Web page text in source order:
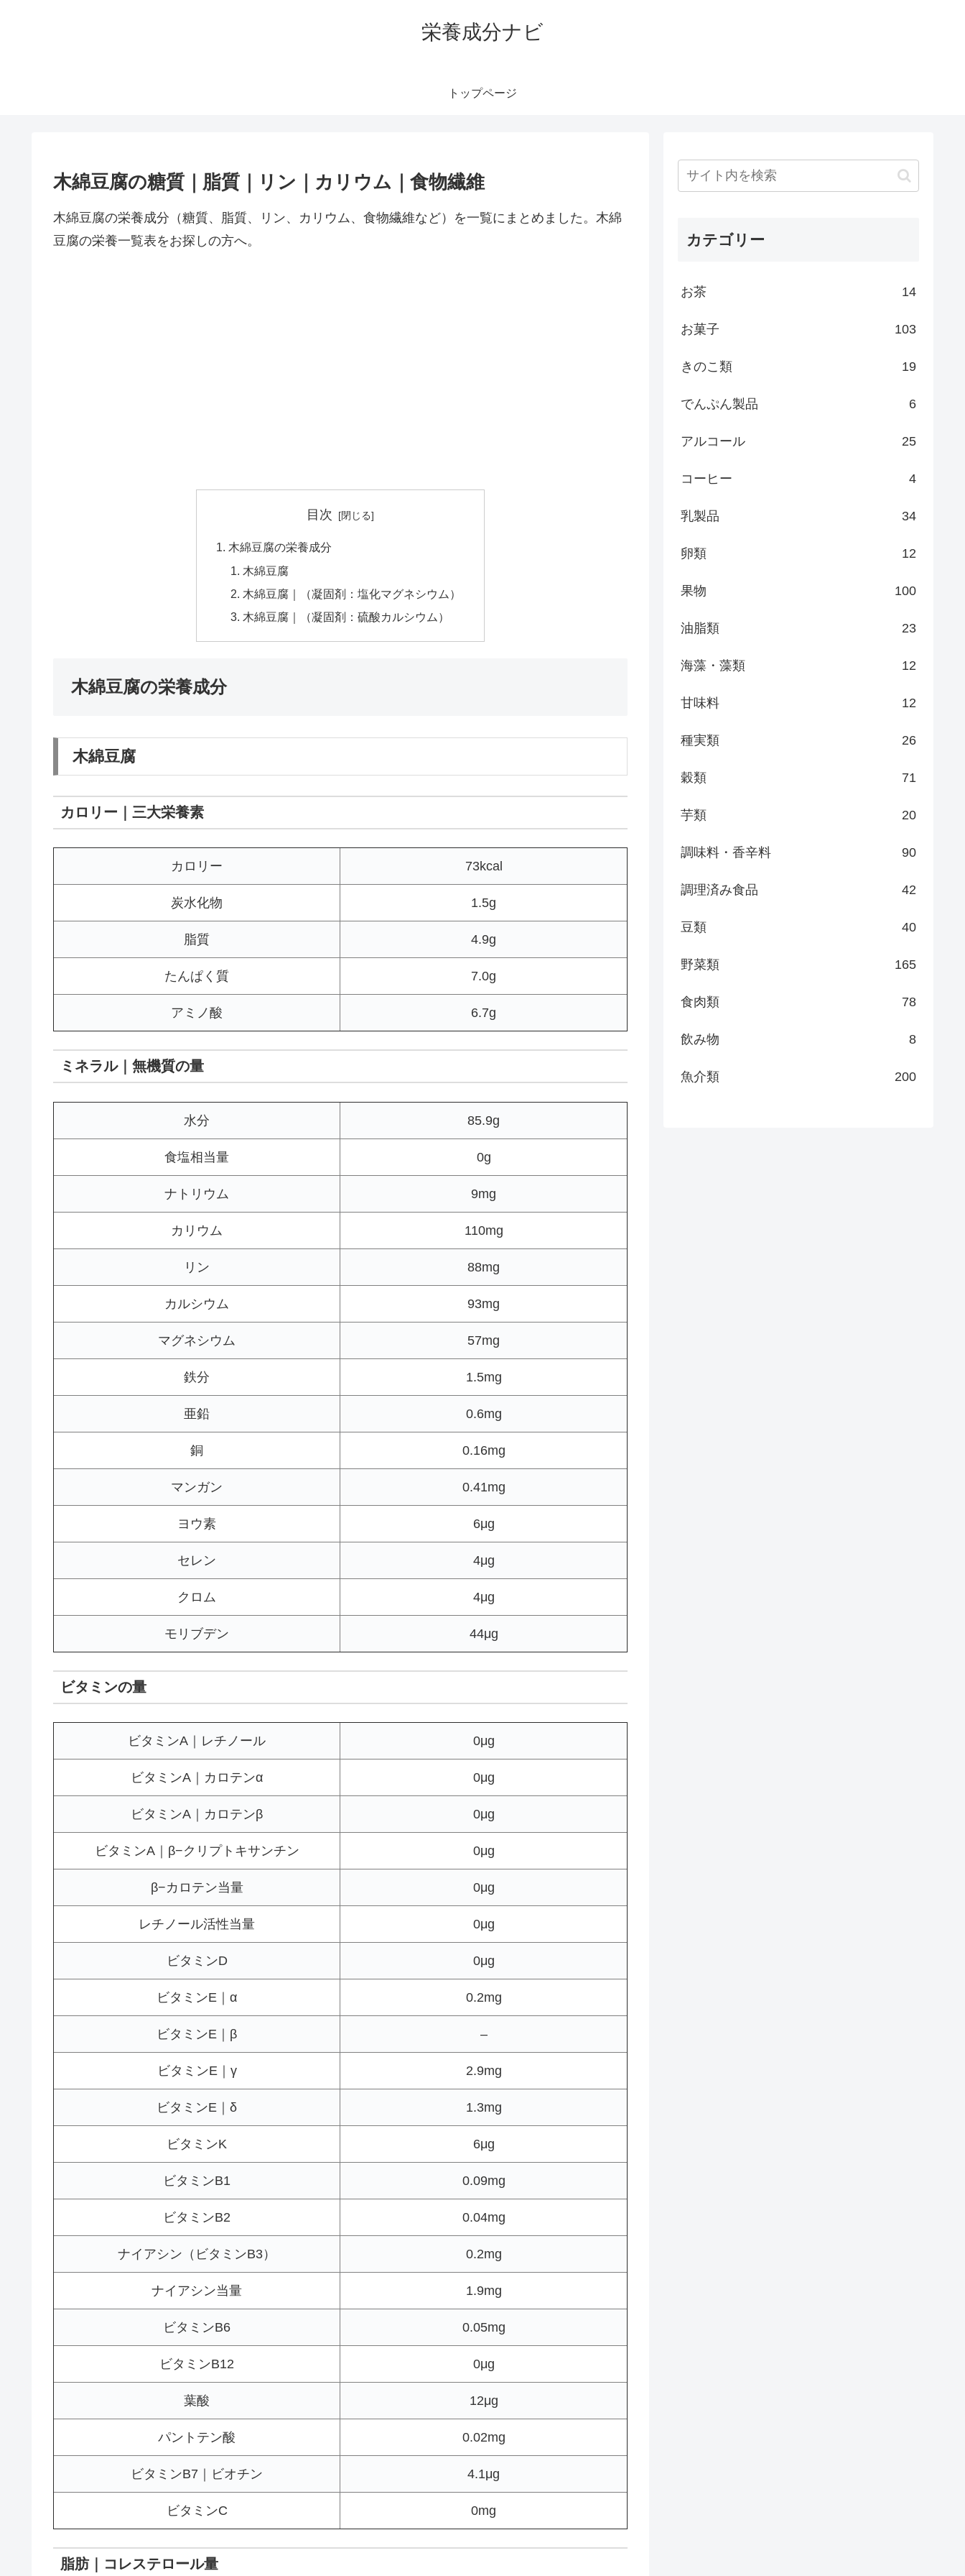
栄養成分ナビ
トップページ
木綿豆腐の糖質｜脂質｜リン｜カリウム｜食物繊維
木綿豆腐の栄養成分（糖質、脂質、リン、カリウム、食物繊維など）を一覧にまとめました。木綿
豆腐の栄養一覧表をお探しの方へ。
目次
木綿豆腐の栄養成分
木綿豆腐
木綿豆腐｜（凝固剤：塩化マグネシウム）
木綿豆腐｜（凝固剤：硫酸カルシウム）
木綿豆腐の栄養成分
木綿豆腐
カロリー｜三大栄養素
カロリー 73kcal
炭水化物 1.5g
脂質 4.9g
たんぱく質 7.0g
アミノ酸 6.7g
ミネラル｜無機質の量
水分 85.9g
食塩相当量 0g
ナトリウム 9mg
カリウム 110mg
リン 88mg
カルシウム 93mg
マグネシウム 57mg
鉄分 1.5mg
亜鉛 0.6mg
銅 0.16mg
マンガン 0.41mg
ヨウ素 6μg
セレン 4μg
クロム 4μg
モリブデン 44μg
ビタミンの量
ビタミンA｜レチノール 0μg
ビタミンA｜カロテンα 0μg
ビタミンA｜カロテンβ 0μg
ビタミンA｜β−クリプトキサンチン 0μg
β−カロテン当量 0μg
レチノール活性当量 0μg
ビタミンD 0μg
ビタミンE｜α 0.2mg
ビタミンE｜β –
ビタミンE｜γ 2.9mg
ビタミンE｜δ 1.3mg
ビタミンK 6μg
ビタミンB1 0.09mg
ビタミンB2 0.04mg
ナイアシン（ビタミンB3） 0.2mg
ナイアシン当量 1.9mg
ビタミンB6 0.05mg
ビタミンB12 0μg
葉酸 12μg
パントテン酸 0.02mg
ビタミンB7｜ビオチン 4.1μg
ビタミンC 0mg
脂肪｜コレステロール量
カテゴリー
お茶 14
お菓子 103
きのこ類 19
でんぷん製品 6
アルコール 25
コーヒー 4
乳製品 34
卵類 12
果物 100
油脂類 23
海藻・藻類 12
甘味料 12
種実類 26
穀類 71
芋類 20
調味料・香辛料 90
調理済み食品 42
豆類 40
野菜類 165
食肉類 78
飲み物 8
魚介類 200